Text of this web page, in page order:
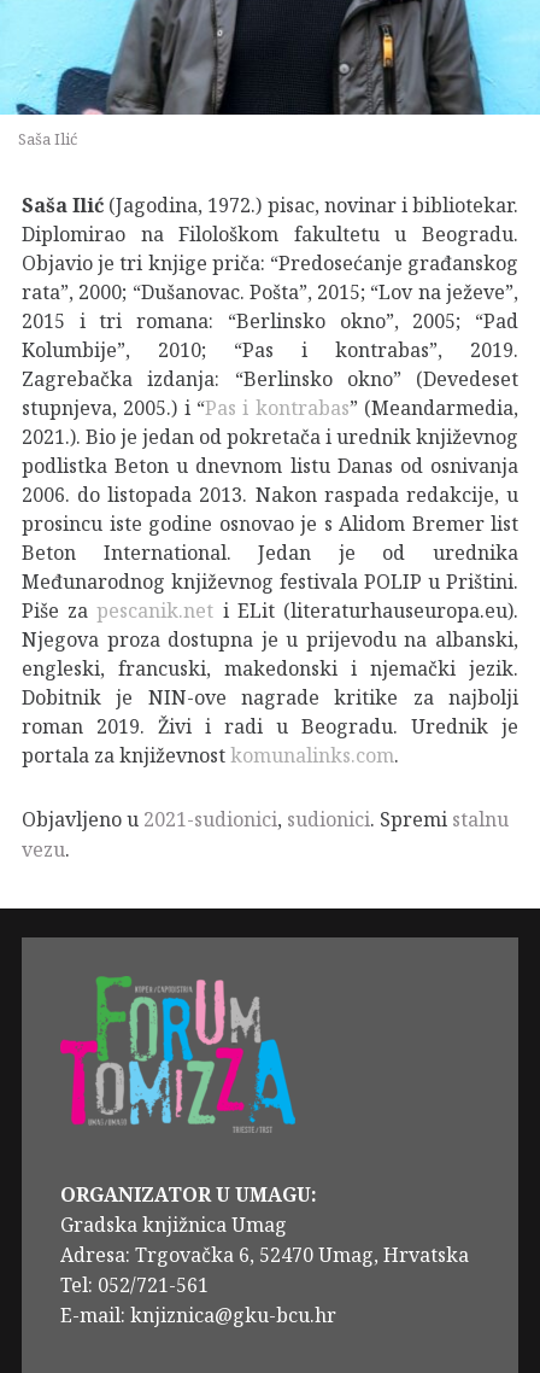
Saša Ilić
Saša Ilić (Jagodina, 1972.) pisac, novinar i bibliotekar.
Diplomirao na Filološkom fakultetu u Beogradu.
Objavio je tri knjige priča: “Predosećanje građanskog
rata”, 2000; “Dušanovac. Pošta”, 2015; “Lov na ježeve”,
2015 i tri romana: “Berlinsko okno”, 2005; “Pad
Kolumbije”, 2010; “Pas i kontrabas”, 2019.
Zagrebačka izdanja: “Berlinsko okno” (Devedeset
stupnjeva, 2005.) i “Pas i kontrabas” (Meandarmedia,
2021.). Bio je jedan od pokretača i urednik književnog
podlistka Beton u dnevnom listu Danas od osnivanja
2006. do listopada 2013. Nakon raspada redakcije, u
prosincu iste godine osnovao je s Alidom Bremer list
Beton International. Jedan je od urednika
Međunarodnog književnog festivala POLIP u Prištini.
Piše zapescanik.net i ELit (literaturhauseuropa.eu).
Njegova proza dostupna je u prijevodu na albanski,
engleski, francuski, makedonski i njemački jezik.
Dobitnik je NIN-ove nagrade kritike za najbolji
roman 2019. Živi i radi u Beogradu. Urednik je
portala za književnostkomunalinks.com.
Objavljeno u 2021-sudionici, sudionici. Spremi stalnu
vezu.
ORGANIZATOR U UMAGU:
Gradska knjižnica Umag
Adresa: Trgovačka 6, 52470 Umag, Hrvatska
Tel: 052/721-561
E-mail: knjiznica@gku-bcu.hr